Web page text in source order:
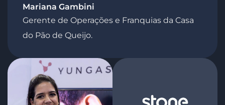
Mariana Gambini
Gerente de Operações e Franquias da Casa
do Pão de Queijo.